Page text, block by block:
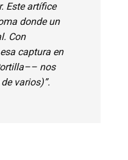
Este artífice
donde un
Con
captura en
nos
varios)”.